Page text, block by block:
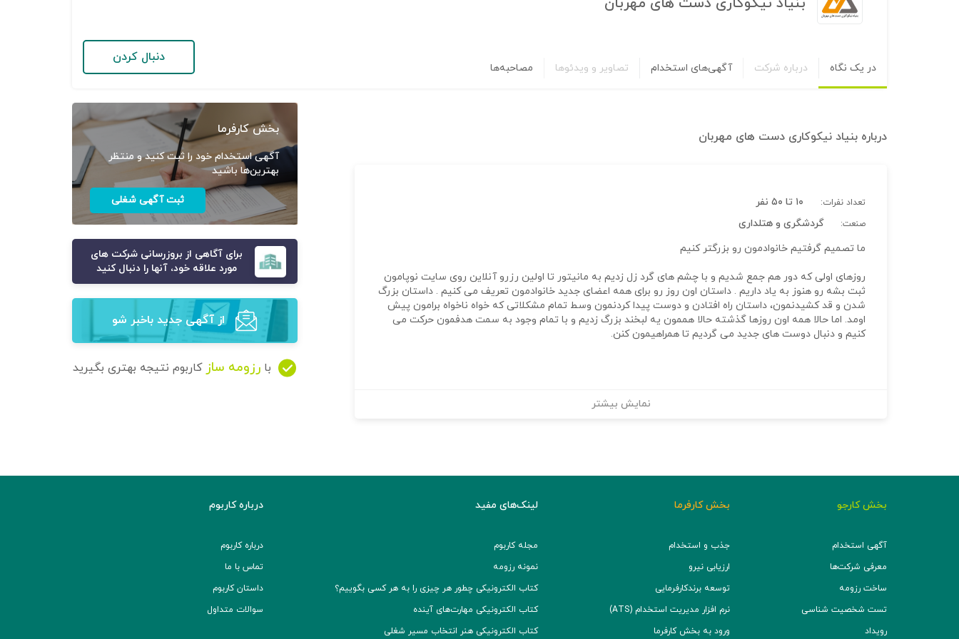
در یک نگاه درباره شرکت آگهی‌های استخدام تصاویر و ویدئوها مصاحبه‌ها
دنبال کردن
درباره بنیاد نیکوکاری دست های مهربان
تعداد نفرات: ۱۰ تا ۵۰ نفر
صنعت:
گردشگری و هتلداری
ما تصمیم گرفتیم خانوادمون رو بزرگتر کنیم
روزهای اولی که دور هم جمع شدیم و با چشم های گرد زل زدیم به مانیتور تا اولین رزرو آنلاین روی سایت نوپامون
ثبت بشه رو هنوز به یاد داریم . داستان اون روز رو برای همه اعضای جدید خانوادمون تعریف می کنیم . داستان بزرگ
شدن و قد کشیدنمون، داستان راه افتادن و دوست پیدا کردنمون وسط تمام مشکلاتی که خواه ناخواه برامون پیش
اومد. اما حالا همه اون روزها گذشته حالا هممون یه لبخند بزرگ زدیم و با تمام وجود به سمت هدفمون حرکت می
کنیم و دنبال دوست های جدید می گردیم تا همراهیمون کنن.
نمایش بیشتر
بخش کارفرما
آگهی استخدام خود را ثبت کنید و منتظر
بهترین‌ها باشید
ثبت آگهی شغلی
برای آگاهی از بروزرسانی شرکت های
مورد علاقه خود، آنها را دنبال کنید
از آگهی‌ جدید باخبر شو
با رزومه ساز کاربوم نتیجه بهتری بگیرید
بخش کارجو
آگهی استخدام
معرفی شرکت‌ها
ساخت رزومه
تست شخصیت شناسی
رویداد
بخش کارفرما
جذب و استخدام
ارزیابی نیرو
توسعه برند‌کارفرمایی
نرم افزار مدیریت استخدام (ATS)
ورود به بخش کارفرما
لینک‌های مفید
مجله کاربوم
نمونه رزومه
کتاب الکترونیکی چطور هر چیزی را به هر کسی بگوییم؟
کتاب الکترونیکی مهارت‌های آینده
کتاب الکترونیکی هنر انتخاب مسیر شغلی
درباره کاربوم
درباره کاربوم
تماس با ما
داستان کاربوم
سوالات متداول